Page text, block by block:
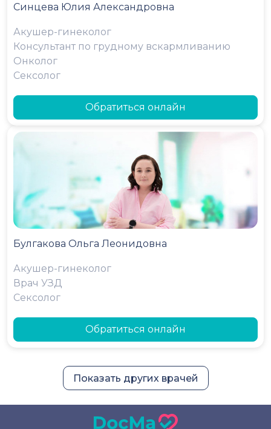
Синцева Юлия Александровна
Акушер-гинеколог
Консультант по грудному вскармливанию
Онколог
Сексолог
Обратиться онлайн
Булгакова Ольга Леонидовна
Акушер-гинеколог
Врач УЗД
Сексолог
Обратиться онлайн
Показать других врачей